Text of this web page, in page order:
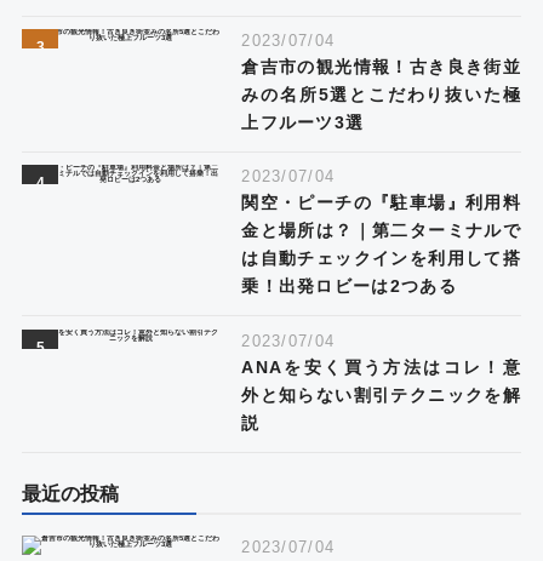
2023/07/04
倉吉市の観光情報！古き良き街並
みの名所5選とこだわり抜いた極
上フルーツ3選
2023/07/04
関空・ピーチの『駐車場』利用料
金と場所は？｜第二ターミナルで
は自動チェックインを利用して搭
乗！出発ロビーは2つある
2023/07/04
ANAを安く買う方法はコレ！意
外と知らない割引テクニックを解
説
最近の投稿
2023/07/04